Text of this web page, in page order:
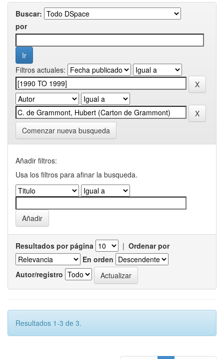
Buscar:
por
Filtros actuales:
Comenzar nueva busqueda
Añadir filtros:
Usa los filtros para afinar la busqueda.
Resultados por página | Ordenar por
En orden
Autor/registro
Resultados 1-3 de 3.